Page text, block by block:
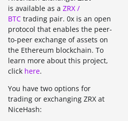
is available as a ZRX /
BTC trading pair. 0x is an open
protocol that enables the peer-
to-peer exchange of assets on
the Ethereum blockchain. To
learn more about this project,
click here.
You have two options for
trading or exchanging ZRX at
NiceHash: